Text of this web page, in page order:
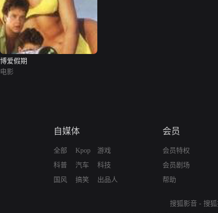
博爱假期
电影
自媒体
全部
科普
国风
Kpop
汽车
搞笑
游戏
科技
出品人
会员
会员特权
会员剧场
帮助
搜狐影音 - 搜